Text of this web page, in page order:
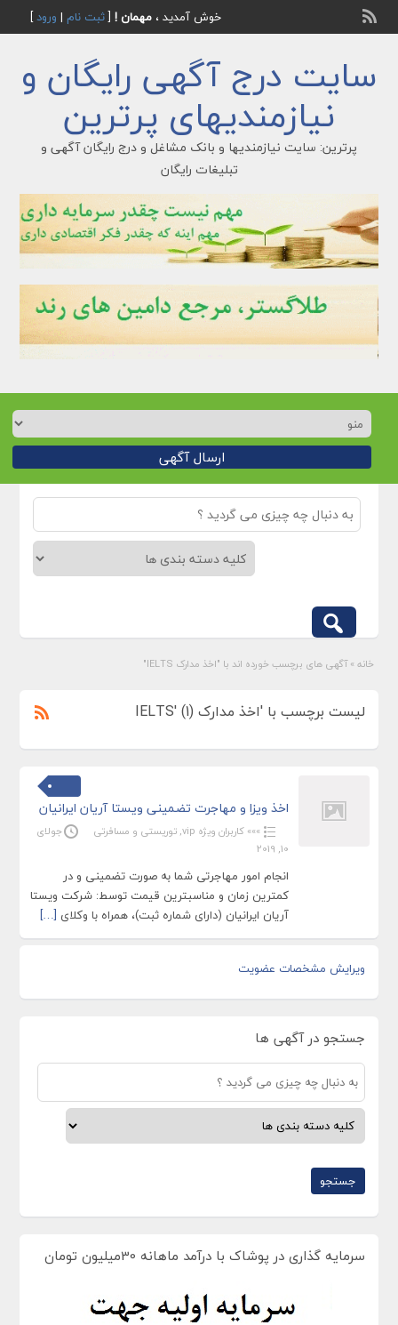
خوش آمدید ، مهمان ![ثبت نام | ورود]
سایت درج آگهی رایگان و
نیازمندیهای پرترین
پرترین: سایت نیازمندیها و بانک مشاغل و درج رایگان آگهی و
تبلیغات رایگان
ارسال آگهی
خانه » آگهی های برچسب خورده اند با "اخذ مدارک IELTS"
لیست برچسب با 'اخذ مدارک IELTS' (1)
اخذ ویزا و مهاجرت تضمینی ویستا آریان ایرانیان
»»» کاربران ویژه vip , توریستی و مسافرتی
جولای
10, 2019
انجام امور مهاجرتی شما به صورت تضمینی و در
کمترین زمان و مناسبترین قیمت توسط: شرکت ویستا
آریان ایرانیان (دارای شماره ثبت)، همراه با وکلای […]
ویرایش مشخصات عضویت
جستجو در آگهی ها
سرمایه گذاری در پوشاک با درآمد ماهانه 30میلیون تومان